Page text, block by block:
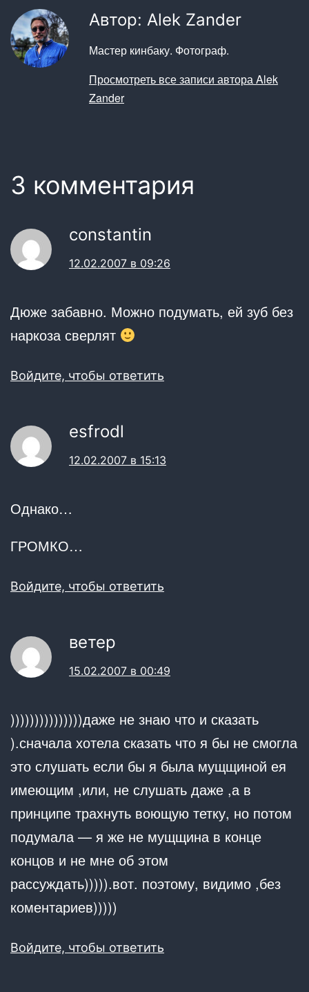
Автор: Alek Zander
Мастер кинбаку. Фотограф.
Просмотреть все записи автора Alek
Zander
3 комментария
constantin
12.02.2007 в 09:26
Дюже забавно. Можно подумать, ей зуб без
наркоза сверлят
Войдите, чтобы ответить
esfrodl
12.02.2007 в 15:13
Однако…
ГРОМКО…
Войдите, чтобы ответить
ветер
15.02.2007 в 00:49
)))))))))))))))даже не знаю что и сказать
).сначала хотела сказать что я бы не смогла
это слушать если бы я была мущщиной ея
имеющим ,или, не слушать даже ,а в
принципе трахнуть воющую тетку, но потом
подумала — я же не мущщина в конце
концов и не мне об этом
рассуждать))))).вот. поэтому, видимо ,без
коментариев)))))
Войдите, чтобы ответить